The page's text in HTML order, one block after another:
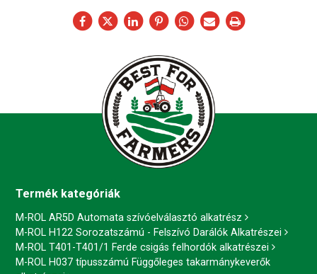
Termék kategóriák
M-ROL AR5D Automata szívóelválasztó alkatrész
M-ROL H122 Sorozatszámú - Felszívó Darálók Alkatrészei
M-ROL T401-T401/1 Ferde csigás felhordók alkatrészei
M-ROL H037 típusszámú Függőleges takarmánykeverők